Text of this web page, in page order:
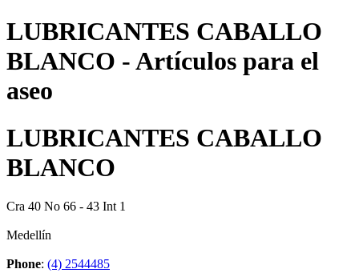
LUBRICANTES CABALLO
BLANCO - Artículos para el
aseo
LUBRICANTES CABALLO
BLANCO
Cra 40 No 66 - 43 Int 1
Medellín
Phone: (4) 2544485